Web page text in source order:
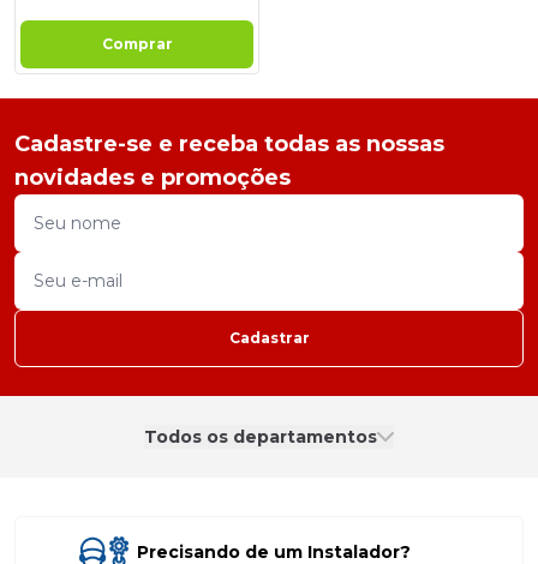
Comprar
Cadastre-se e receba todas as nossas
novidades e promoções
Cadastrar
Todos os departamentos
Precisando de um Instalador?